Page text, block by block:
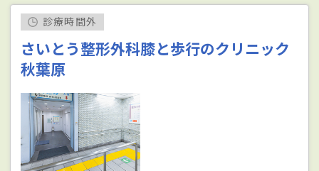
診療時間外
さいとう整形外科膝と歩行のクリニック
秋葉原